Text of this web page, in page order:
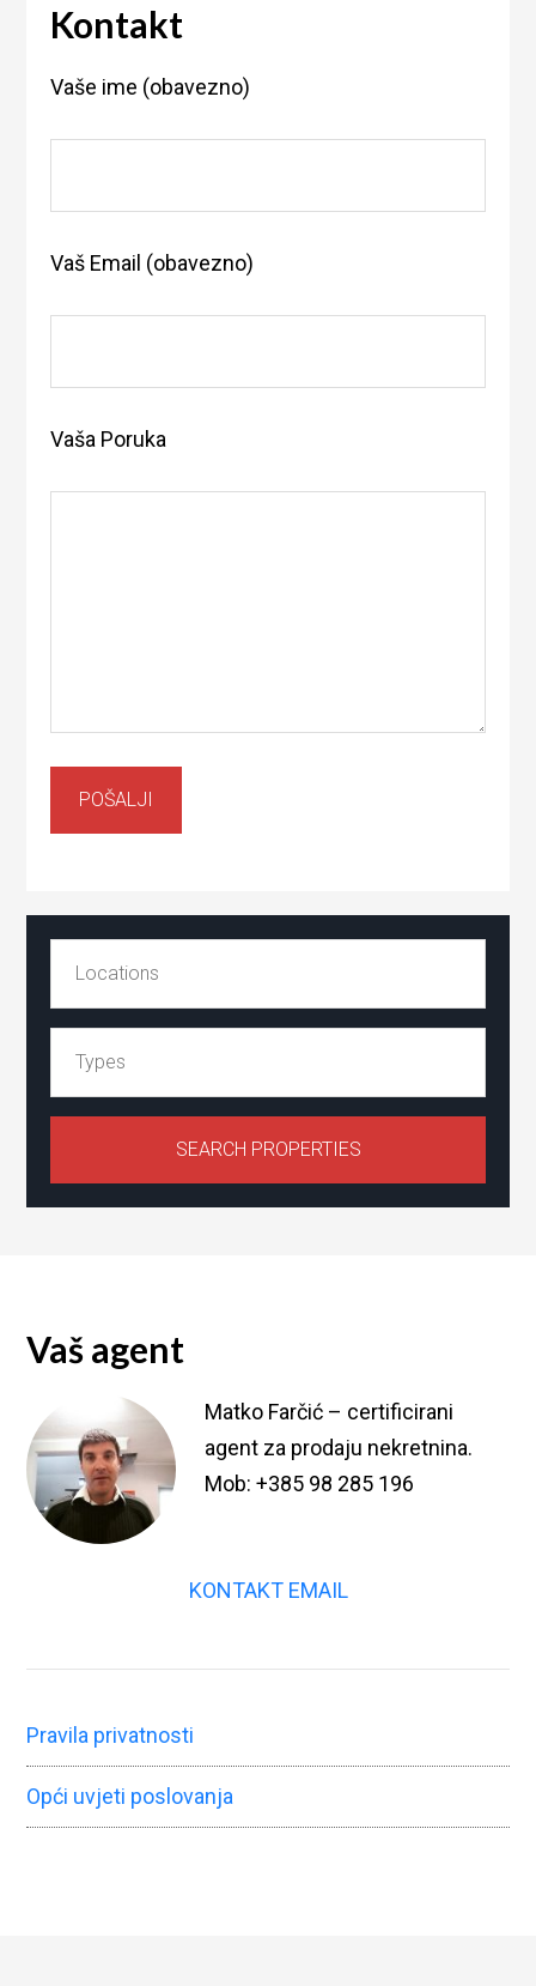
Kontakt
Vaše ime (obavezno)
Vaš Email (obavezno)
Vaša Poruka
Vaš agent
Matko Farčić – certificirani
agent za prodaju nekretnina.
Mob: +385 98 285 196
KONTAKT EMAIL
Pravila privatnosti
Opći uvjeti poslovanja